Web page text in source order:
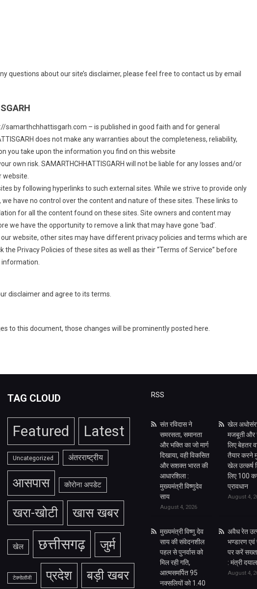
questions about our site’s disclaimer, please feel free to contact us by email
– is published in good faith and for general
does not make any warranties about the completeness, reliability,
you take upon the information you find on this website
own risk. SAMARTHCHHATTISGARH will not be liable for any losses and/or
by following hyperlinks to such external sites. While we strive to provide only
have no control over the content and nature of these sites. These links to
for all the content found on these sites. Site owners and content may
we have the opportunity to remove a link that may have gone ‘bad’.
website, other sites may have different privacy policies and terms which are
the Privacy Policies of these sites as well as their “Terms of Service” before
disclaimer and agree to its terms.
to this document, those changes will be prominently posted here.
TAG CLOUD
Featured Latest
Uncategorized अंतरराष्ट्रीय
आसपास कोरोना अपडेट
खरा-खोटी खास खबर
खेल छत्तीसगढ़ जुर्म
टेक्नोलॉजी प्रदेश बड़ी खबर
RSS
संत रविदास ने
समरसता, समानता
और भक्ति का जो मार्ग
दिखाया, वही विकसित
और सशक्त भारत की
आधारशिला :
मुख्यमंत्री विष्णुदेव
साय
August 4, 2026
खेल
मजबूती
लिए बेहतर
तैयार करने
खेल उत्कर्ष
लिए 100
प्रावधान
August 4,
मुख्यमंत्री विष्णु देव
साय की संवेदनशील
पहल से पुनर्वास को
मिल रही गति,
आत्मसमर्पित 95
नक्सलियों को 1.40
अवैध रेत
भण्डारण एवं
पर करें सख्त
: मंत्री
August 4,